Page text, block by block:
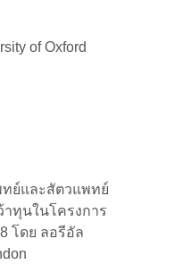
of Oxford
ย์และสัตวแพทย์
าทุนในโครงการ
โดย ลอรีอัล